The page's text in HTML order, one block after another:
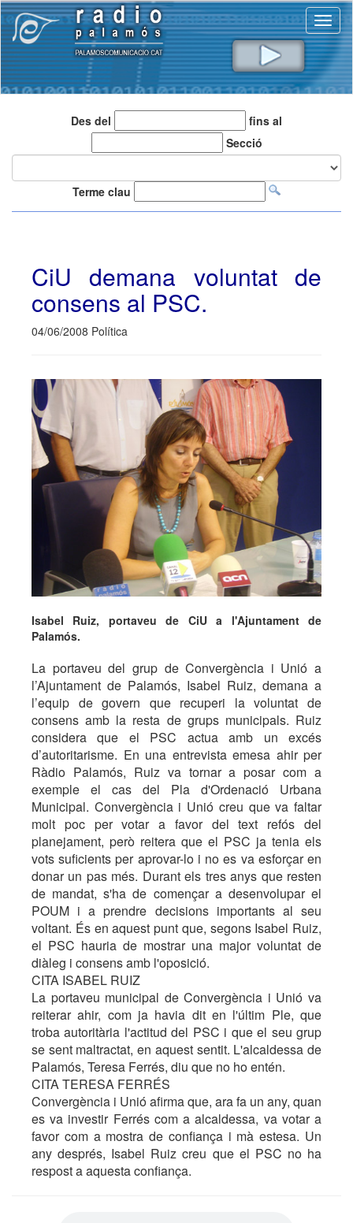
Des del
fins al
Secció
Terme clau
CiU demana voluntat de
consens al PSC.
04/06/2008 Política
Isabel Ruiz, portaveu de CiU a l'Ajuntament de
Palamós.
La portaveu del grup de Convergència i Unió a
l’Ajuntament de Palamós, Isabel Ruiz, demana a
l’equip de govern que recuperi la voluntat de
consens amb la resta de grups municipals. Ruiz
considera que el PSC actua amb un excés
d’autoritarisme. En una entrevista emesa ahir per
Ràdio Palamós, Ruiz va tornar a posar com a
exemple el cas del Pla d'Ordenació Urbana
Municipal. Convergència i Unió creu que va faltar
molt poc per votar a favor del text refós del
planejament, però reitera que el PSC ja tenia els
vots suficients per aprovar-lo i no es va esforçar en
donar un pas més. Durant els tres anys que resten
de mandat, s'ha de començar a desenvolupar el
POUM i a prendre decisions importants al seu
voltant. És en aquest punt que, segons Isabel Ruiz,
el PSC hauria de mostrar una major voluntat de
diàleg i consens amb l'oposició.
CITA ISABEL RUIZ
La portaveu municipal de Convergència i Unió va
reiterar ahir, com ja havia dit en l'últim Ple, que
troba autoritària l'actitud del PSC i que el seu grup
se sent maltractat, en aquest sentit. L'alcaldessa de
Palamós, Teresa Ferrés, diu que no ho entén.
CITA TERESA FERRÉS
Convergència i Unió afirma que, ara fa un any, quan
es va investir Ferrés com a alcaldessa, va votar a
favor com a mostra de confiança i mà estesa. Un
any després, Isabel Ruiz creu que el PSC no ha
respost a aquesta confiança.